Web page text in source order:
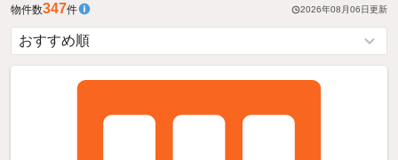
物件数347件 2026年08月06日更新